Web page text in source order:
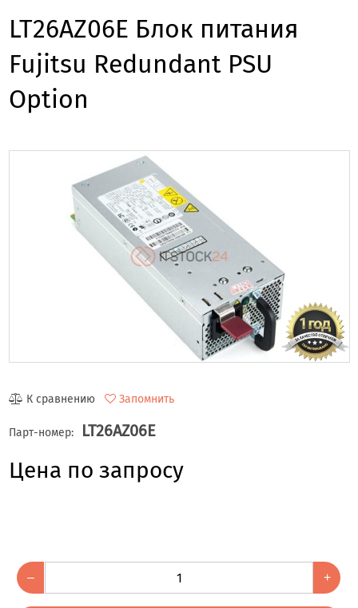
LT26AZ06E Блок питания
Fujitsu Redundant PSU
Option
К сравнению Запомнить
Парт-номер: LT26AZ06E
Цена по запросу
– +